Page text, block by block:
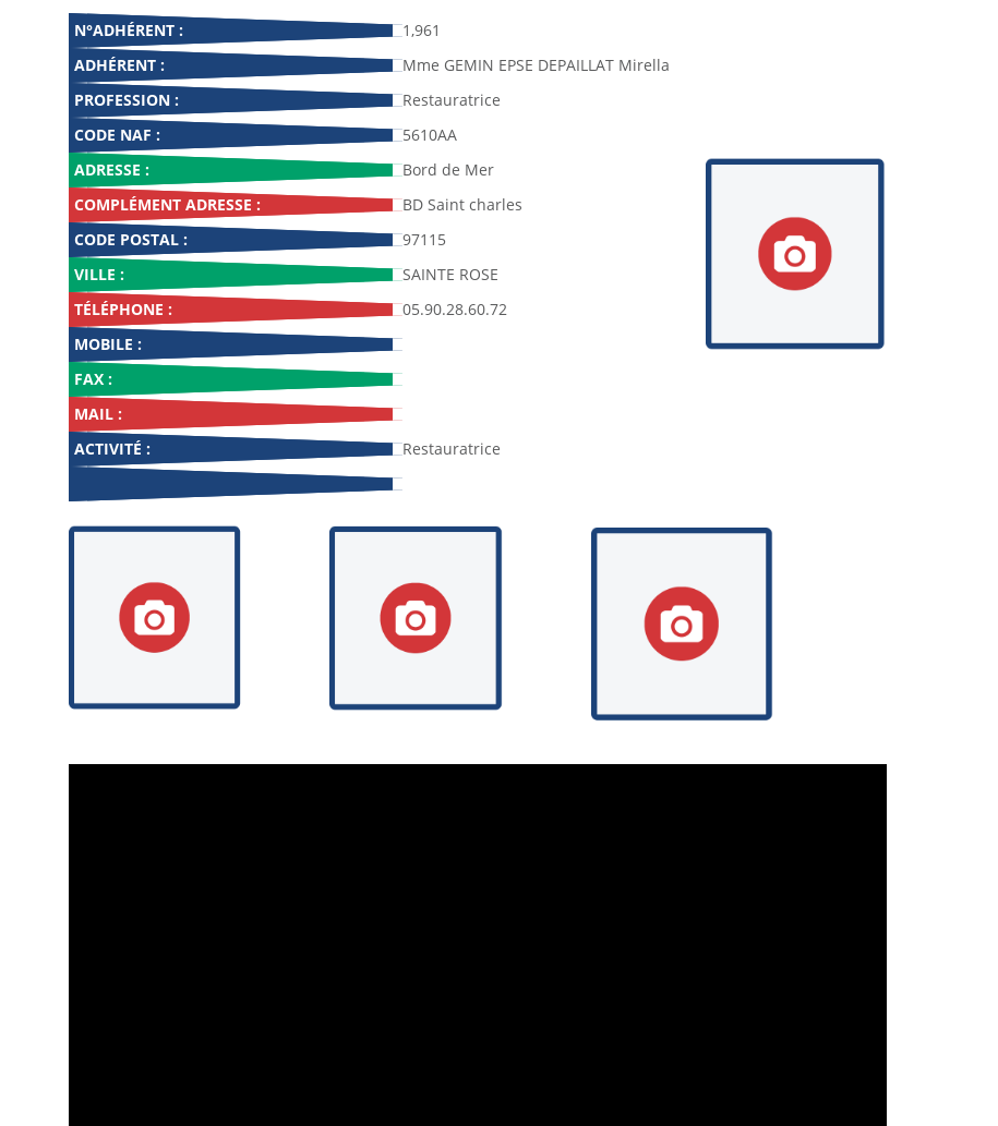
N°ADHÉRENT :
1,961
ADHÉRENT :
Mme GEMIN EPSE DEPAILLAT Mirella
PROFESSION :
Restauratrice
CODE NAF :
5610AA
ADRESSE :
Bord de Mer
COMPLÉMENT ADRESSE :
BD Saint charles
CODE POSTAL :
97115
VILLE :
SAINTE ROSE
TÉLÉPHONE :
05.90.28.60.72
MOBILE :
FAX :
MAIL :
ACTIVITÉ :
Restauratrice